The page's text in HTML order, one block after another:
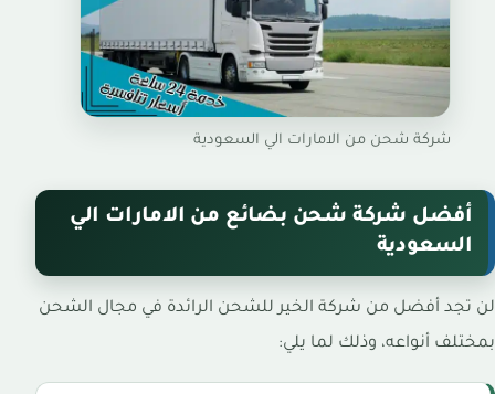
شركة شحن من الامارات الي السعودية
أفضل شركة شحن بضائع من الامارات الي
السعودية
لن تجد أفضل من شركة الخير للشحن الرائدة في مجال الشحن
بمختلف أنواعه، وذلك لما يلي: